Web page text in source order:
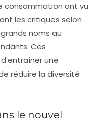
consommation ont vu
les critiques selon
noms au
Ces
une
réduire la diversité
le nouvel